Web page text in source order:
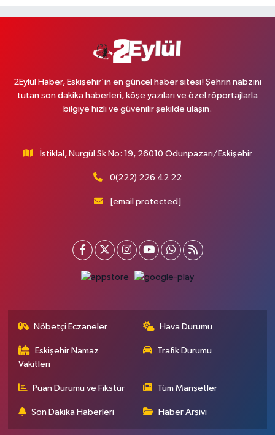
2Eylül Haber, Eskişehir’in en güncel haber sitesi! Şehrin nabzını
tutan son dakika haberleri, köşe yazıları ve özel röportajlarla
bilgiye hızlı ve güvenilir şekilde ulaşın.
İstiklal, Nurgül Sk No: 19, 26010 Odunpazarı/Eskişehir
0(222) 226 42 22
[email protected]
Nöbetçi Eczaneler Hava Durumu
Eskişehir Namaz
Vakitleri
Trafik Durumu
Puan Durumu ve Fikstür Tüm Manşetler
Son Dakika Haberleri Haber Arşivi